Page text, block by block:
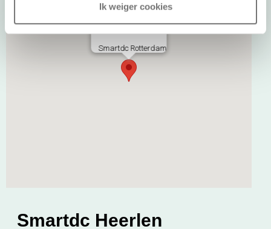
Ik weiger cookies
Smartdc Rotterdam
Smartdc Heerlen